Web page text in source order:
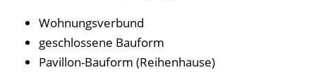
Wohnungsverbund
geschlossene Bauform
Pavillon-Bauform (Reihenhause)